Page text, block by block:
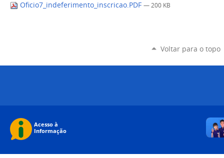
Oficio7_indeferimento_inscricao.PDF — 200 KB
Voltar para o topo